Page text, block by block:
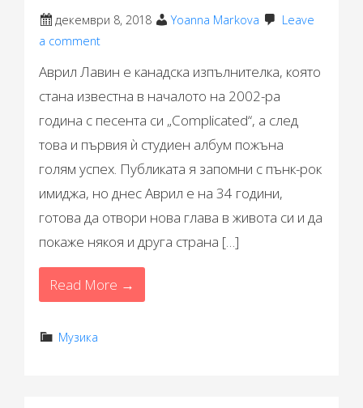
декември 8, 2018 Yoanna Markova
Leave
a comment
Аврил Лавин е канадска изпълнителка, която
стана известна в началото на 2002-ра
година с песента си „Complicated“, а след
това и първия ѝ студиен албум пожъна
голям успех. Публиката я запомни с пънк-рок
имиджа, но днес Аврил е на 34 години,
готова да отвори нова глава в живота си и да
покаже някоя и друга страна […]
Read More →
Музика